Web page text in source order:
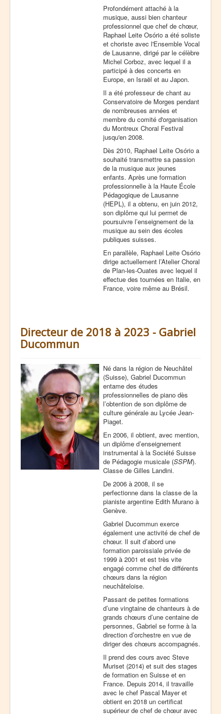
Profondément attaché à la
musique, aussi bien chanteur
professionnel que chef de chœur,
Raphael Leite Osório a été soliste
et choriste avec l'Ensemble Vocal
de Lausanne, dirigé par le célèbre
Michel Corboz, avec lequel il a
participé à des concerts en
Europe, en Israël et au Japon.
Il a été professeur de chant au
Conservatoire de Morges pendant
de nombreuses années et
membre du comité d'organisation
du Montreux Choral Festival
jusqu'en 2008.
Dès 2010, Raphael Leite Osório a
souhaité transmettre sa passion
de la musique aux jeunes
enfants. Après une formation
professionnelle à la Haute École
Pédagogique de Lausanne
(HEPL), il a obtenu, en juin 2012,
son diplôme qui lui permet de
poursuivre l’enseignement de la
musique au sein des écoles
publiques suisses.
En parallèle, Raphael Leite Osório
dirige actuellement l’Atelier Choral
de Plan-les-Ouates avec lequel il
effectue des tournées en Italie, en
France, voire même au Brésil.
Directeur de 2018 à 2023 - Gabriel
Ducommun
Né dans la région de Neuchâtel
(Suisse), Gabriel Ducommun
entame des études
professionnelles de piano dès
l’obtention de son diplôme de
culture générale au Lycée Jean-
Piaget.
En 2006, il obtient, avec mention,
un diplôme d’enseignement
instrumental à la Société Suisse
de Pédagogie musicale (SSPM).
Classe de Gilles Landini.
De 2006 à 2008, il se
perfectionne dans la classe de la
pianiste argentine Edith Murano à
Genève.
Gabriel Ducommun exerce
également une activité de chef de
chœur. Il suit d’abord une
formation paroissiale privée de
1999 à 2001 et est très vite
engagé comme chef de différents
chœurs dans la région
neuchâteloise.
Passant de petites formations
d’une vingtaine de chanteurs à de
grands chœurs d’une centaine de
personnes, Gabriel se forme à la
direction d’orchestre en vue de
diriger des chœurs accompagnés.
Il prend des cours avec Steve
Muriset (2014) et suit des stages
de formation en Suisse et en
France. Depuis 2014, il travaille
avec le chef Pascal Mayer et
obtient en 2018 un certificat
supérieur de chef de chœur avec